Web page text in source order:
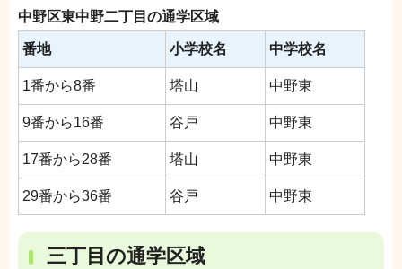
中野区東中野二丁目の通学区域
番地 小学校名 中学校名
1番から8番 塔山 中野東
9番から16番 谷戸 中野東
17番から28番 塔山 中野東
29番から36番 谷戸 中野東
三丁目の通学区域